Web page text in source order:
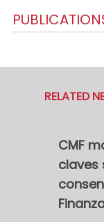
RELATED
CMF
claves